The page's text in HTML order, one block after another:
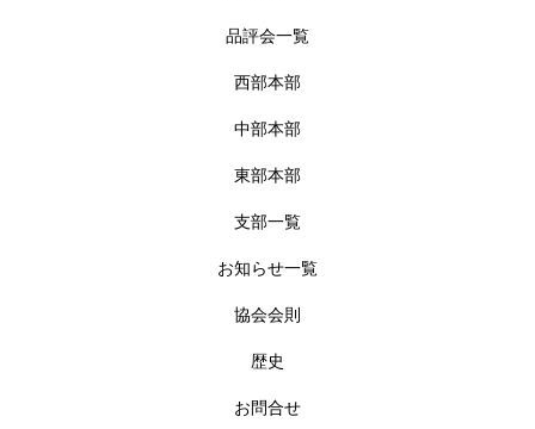
品評会一覧
西部本部
中部本部
東部本部
支部一覧
お知らせ一覧
協会会則
歴史
お問合せ